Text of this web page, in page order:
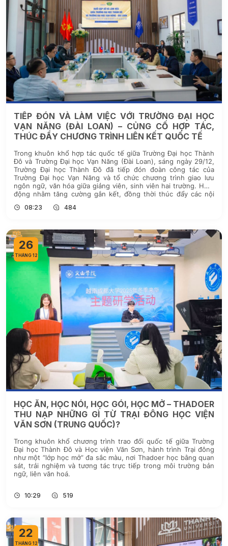
TIẾP ĐÓN VÀ LÀM VIỆC VỚI TRƯỜNG ĐẠI HỌC
VẠN NĂNG (ĐÀI LOAN) – CỦNG CỐ HỢP TÁC,
THÚC ĐẨY CHƯƠNG TRÌNH LIÊN KẾT QUỐC TẾ
Trong khuôn khổ hợp tác quốc tế giữa Trường Đại học Thành
Đô và Trường Đại học Vạn Năng (Đài Loan), sáng ngày 29/12,
Trường Đại học Thành Đô đã tiếp đón đoàn công tác của
Trường Đại học Vạn Năng và tổ chức chương trình giao lưu
ngôn ngữ, văn hóa giữa giảng viên, sinh viên hai trường. Hoạt
động nhằm tăng cường gắn kết, đồng thời thúc đẩy các nội
08:23 484
26
THÁNG 12
HỌC ĂN, HỌC NÓI, HỌC GÓI, HỌC MỞ – THADOER
THU NẠP NHỮNG GÌ TỪ TRẠI ĐÔNG HỌC VIỆN
VĂN SƠN (TRUNG QUỐC)?
Trong khuôn khổ chương trình trao đổi quốc tế giữa Trường
Đại học Thành Đô và Học viện Văn Sơn, hành trình Trại đông
như một “lớp học mở” đa sắc màu, nơi Thadoer học bằng quan
sát, trải nghiệm và tương tác trực tiếp trong môi trường bản
ngữ, liên văn hoá.
10:29 519
22
THÁNG 12